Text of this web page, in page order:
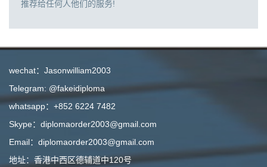
推荐给任何人他们的服务!
wechat：Jasonwilliam2003
Telegram: @fakeidiploma
whatsapp：+852 6224 7482
Skype：diplomaorder2003@gmail.com
Email：diplomaorder2003@gmail.com
地址：香港中西区德辅道中120号